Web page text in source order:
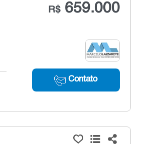
R$659.000
Contato